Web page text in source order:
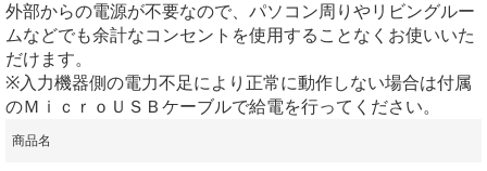
外部からの電源が不要なので、パソコン周りやリビングルー
ムなどでも余計なコンセントを使用することなくお使いいた
だけます。
※入力機器側の電力不足により正常に動作しない場合は付属
のＭｉｃｒｏＵＳＢケーブルで給電を行ってください。
商品名